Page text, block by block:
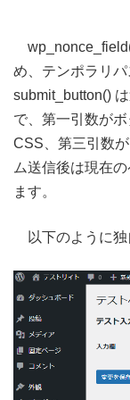
め、テンポラリパ
submit_button()
で、第一引数が
CSS、第三引数
ム送信後は現在
ます。
以下のように独